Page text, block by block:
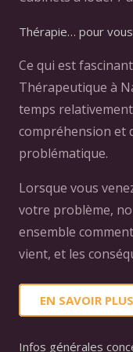
Thérapie… pour vous
Ce qui est
Thérapeutique à
temps
compréhension et
problématique.
Lorsque vous
votre problème,
ensemble
vient, et les
EN SAVOIR PLUS
Infos générales